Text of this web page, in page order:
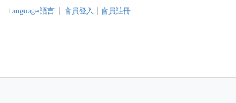
Language 語言 | 會員登入 | 會員註冊